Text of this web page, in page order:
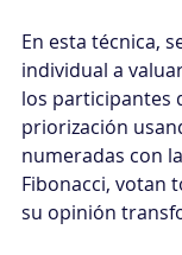
En esta técnica,
individual a
los participantes
priorización
numeradas con
Fibonacci, votan
su opinión